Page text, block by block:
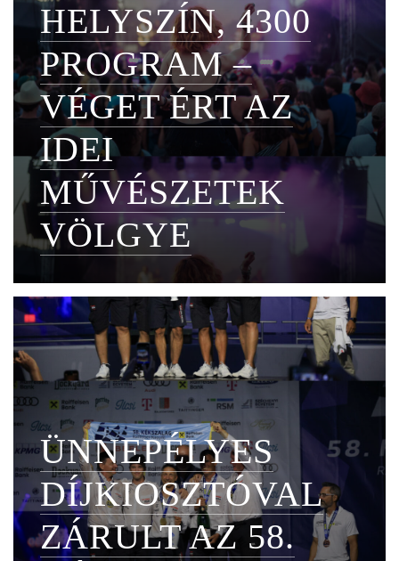
HELYSZÍN, 4300
PROGRAM –
VÉGET ÉRT AZ
IDEI
MŰVÉSZETEK
VÖLGYE
ÜNNEPÉLYES
DÍJKIOSZTÓVAL
ZÁRULT AZ 58.